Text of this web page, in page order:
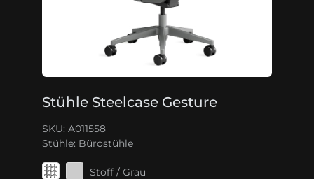
Stühle Steelcase Gesture
SKU: A011558
Stühle: Bürostühle
Stoff / Grau